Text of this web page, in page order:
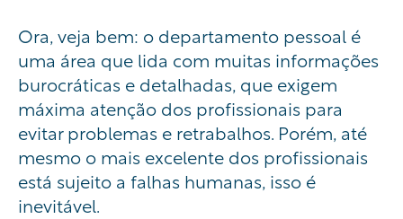
Ora, veja bem: o departamento pessoal é
uma área que lida com muitas informações
burocráticas e detalhadas, que exigem
máxima atenção dos profissionais para
evitar problemas e retrabalhos. Porém, até
mesmo o mais excelente dos profissionais
está sujeito a falhas humanas, isso é
inevitável.